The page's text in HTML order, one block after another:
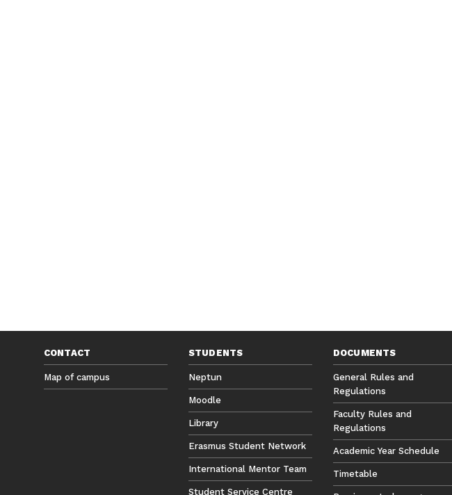
CONTACT
Map of campus
STUDENTS
Neptun
Moodle
Library
Erasmus Student Network
International Mentor Team
Student Service Centre
DOCUMENTS
General Rules and
Regulations
Faculty Rules and
Regulations
Academic Year Schedule
Timetable